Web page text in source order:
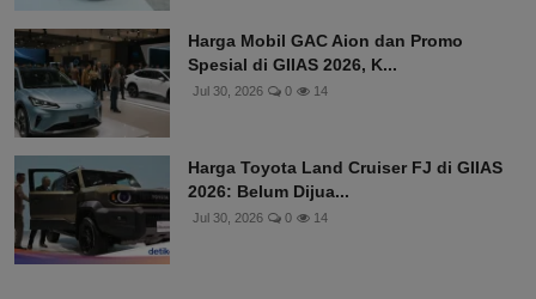
Harga Mobil GAC Aion dan Promo
Spesial di GIIAS 2026, K...
Jul 30, 2026 0 14
Harga Toyota Land Cruiser FJ di GIIAS
2026: Belum Dijua...
Jul 30, 2026 0 14